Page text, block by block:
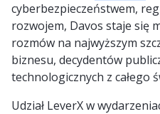
cyberbezpieczeństwem,
rozwojem, Davos staje się
rozmów na najwyższym
biznesu, decydentów
technologicznych z całego
Udział LeverX w